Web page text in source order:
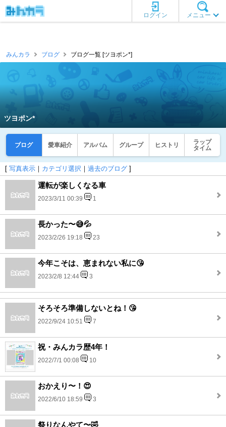
メニュー
ログイン
みんカラ ブログ ブログ一覧 [ツヨポン*]
ツヨポン*
ブログ 愛車紹介 アルバム グループ ヒストリ
ラップ
タイム
[ 写真表示 ｜ カテゴリ選択 ｜ 過去のブログ ]
運転が楽しくなる車
2023/3/11 00:39 1
長かった〜😅💦
2023/2/26 19:18 23
今年こそは、恵まれない私に😘
2023/2/8 12:44 3
そろそろ準備しないとね！😘
2022/9/24 10:51 7
祝・みんカラ歴4年！
2022/7/1 00:08 10
おかえり〜！😍
2022/6/10 18:59 3
祭りなんやて〜🤣